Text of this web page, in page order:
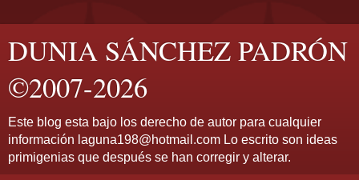
DUNIA SÁNCHEZ PADRÓN
©2007-2026
Este blog esta bajo los derecho de autor para cualquier
información laguna198@hotmail.com Lo escrito son ideas
primigenias que después se han corregir y alterar.